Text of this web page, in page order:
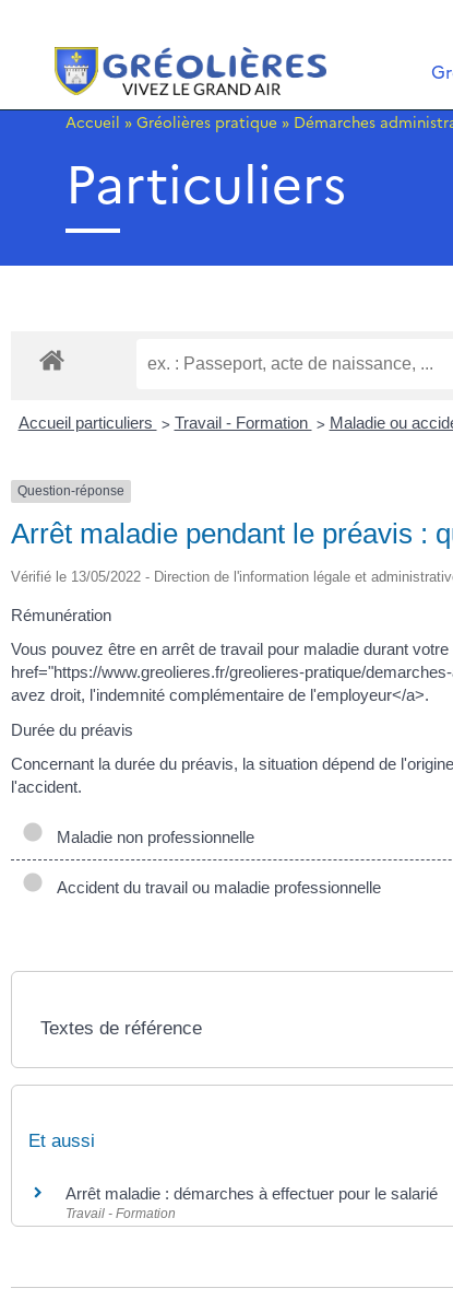
Accueil » Gréolières pratique » Démarches
Particuliers
Accueil particuliers > Travail - Formation > Maladie ou
Question-réponse
Arrêt maladie pendant le préavis :
Vérifié le 13/05/2022 - Direction de l'information légale et
Rémunération
Vous pouvez être en arrêt de travail pour maladie durant
href="https://www.greolieres.fr/greolieres-pratique/
avez droit, l'indemnité complémentaire de l'employeur</a>.
Durée du préavis
Concernant la durée du préavis, la situation dépend de
l'accident.
Maladie non professionnelle
Accident du travail ou maladie professionnelle
Textes de référence
Et aussi
Arrêt maladie : démarches à effectuer pour le salarié
Travail - Formation